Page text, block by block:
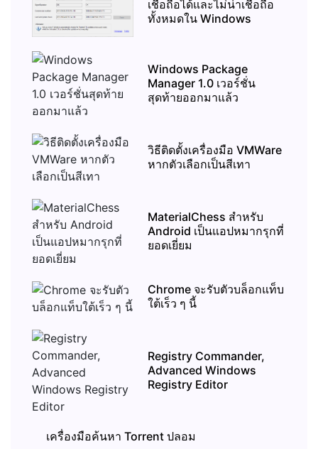
เชื่อถือได้และไม่น่าเชื่อถือ
ทั้งหมดใน Windows
Windows Package
Manager 1.0 เวอร์ชั่น
สุดท้ายออกมาแล้ว
วิธีติดตั้งเครื่องมือ VMWare
หากตัวเลือกเป็นสีเทา
MaterialChess สำหรับ
Android เป็นแอปหมากรุกที่
ยอดเยี่ยม
Chrome จะรับตัวบล็อกแท็บ
ใต้เร็ว ๆ นี้
Registry Commander,
Advanced Windows
Registry Editor
เครื่องมือค้นหา Torrent ปลอม